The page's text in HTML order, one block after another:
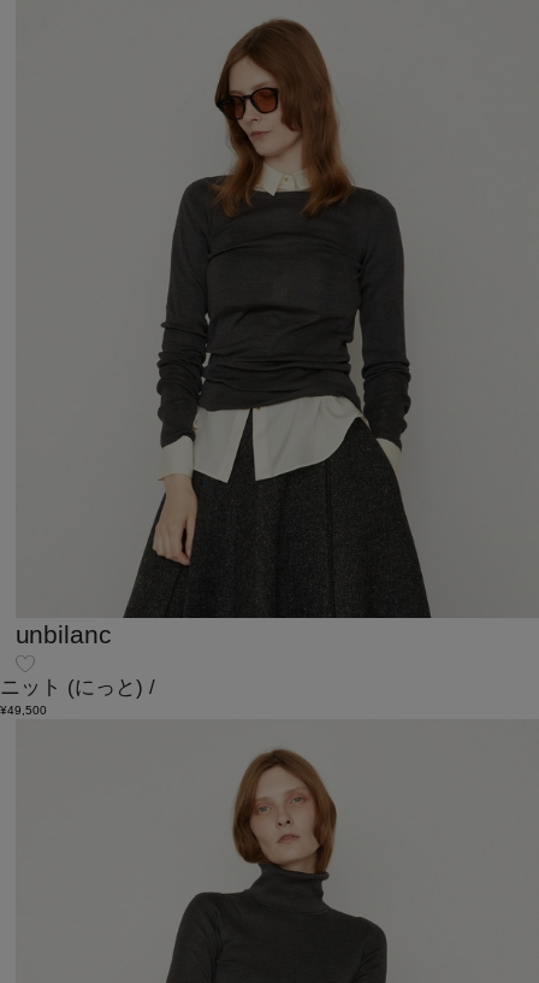
unbilanc
ニット (にっと) /
¥49,500